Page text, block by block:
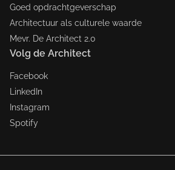
Goed opdrachtgeverschap
Architectuur als culturele waarde
Mevr. De Architect 2.0
Volg de Architect
Facebook
LinkedIn
Instagram
Spotify